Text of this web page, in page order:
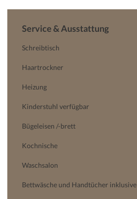
Service & Ausstattung
Schreibtisch
Haartrockner
Heizung
Kinderstuhl verfügbar
Bügeleisen /-brett
Kochnische
Waschsalon
Bettwäsche und Handtücher inklusive